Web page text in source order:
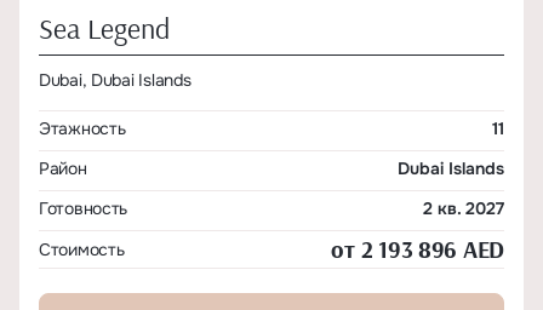
Sea Legend
Dubai, Dubai Islands
Этажность
11
Район
Dubai Islands
Готовность
2 кв. 2027
Стоимость
от 2 193 896 AED